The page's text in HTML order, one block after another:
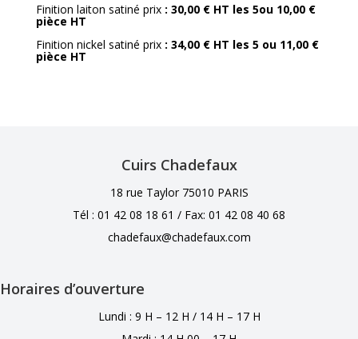
Finition laiton satiné prix : 30,00 € HT les 5ou 10,00 €
pièce HT
Finition nickel satiné prix : 34,00 € HT les 5 ou 11,00 €
pièce HT
Cuirs Chadefaux
18 rue Taylor 75010 PARIS
Tél : 01 42 08 18 61 / Fax: 01 42 08 40 68
chadefaux@chadefaux.com
Horaires d’ouverture
Lundi : 9 H – 12 H / 14 H – 17 H